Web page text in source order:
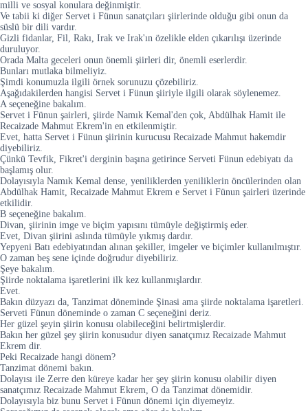
milli ve sosyal konulara değinmiştir.
Ve tabii ki diğer Servet i Fünun sanatçıları şiirlerinde olduğu gibi onun da
süslü bir dili vardır.
Gizli fidanlar, Fil, Rakı, Irak ve Irak'ın özelikle elden çıkarılışı üzerinde
duruluyor.
Orada Malta geceleri onun önemli şiirleri dir, önemli eserlerdir.
Bunları mutlaka bilmeliyiz.
Şimdi konumuzla ilgili örnek sorunuzu çözebiliriz.
Aşağıdakilerden hangisi Servet i Fünun şiiriyle ilgili olarak söylenemez.
A seçeneğine bakalım.
Servet i Fünun şairleri, şiirde Namık Kemal'den çok, Abdülhak Hamit ile
Recaizade Mahmut Ekrem'in en etkilenmiştir.
Evet, hatta Servet i Fünun şiirinin kurucusu Recaizade Mahmut hakemdir
diyebiliriz.
Çünkü Tevfik, Fikret'i derginin başına getirince Serveti Fünun edebiyatı da
başlamış olur.
Dolayısıyla Namık Kemal dense, yeniliklerden yeniliklerin öncülerinden olan
Abdülhak Hamit, Recaizade Mahmut Ekrem e Servet i Fünun şairleri üzerinde
etkilidir.
B seçeneğine bakalım.
Divan, şiirinin imge ve biçim yapısını tümüyle değiştirmiş eder.
Evet, Divan şiirini aslında tümüyle yıkmış dardır.
Yepyeni Batı edebiyatından alınan şekiller, imgeler ve biçimler kullanılmıştır.
O zaman beş sene içinde doğrudur diyebiliriz.
Şeye bakalım.
Şiirde noktalama işaretlerini ilk kez kullanmışlardır.
Evet.
Bakın düzyazı da, Tanzimat döneminde Şinasi ama şiirde noktalama işaretleri.
Serveti Fünun döneminde o zaman C seçeneğini deriz.
Her güzel şeyin şiirin konusu olabileceğini belirtmişlerdir.
Bakın her güzel şey şiirin konusudur diyen sanatçımız Recaizade Mahmut
Ekrem dir.
Peki Recaizade hangi dönem?
Tanzimat dönemi bakın.
Dolayısı ile Zerre den küreye kadar her şey şiirin konusu olabilir diyen
sanatçımız Recaizade Mahmut Ekrem, O da Tanzimat dönemidir.
Dolayısıyla biz bunu Servet i Fünun dönemi için diyemeyiz.